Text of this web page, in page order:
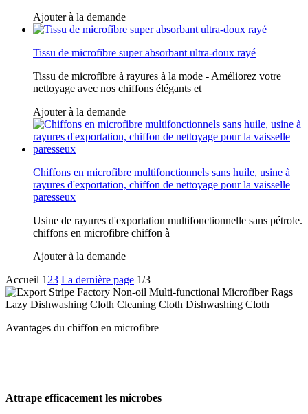
Ajouter à la demande
Tissu de microfibre super absorbant ultra-doux rayé
Tissu de microfibre à rayures à la mode - Améliorez votre
nettoyage avec nos chiffons élégants et
Ajouter à la demande
Chiffons en microfibre multifonctionnels sans huile, usine à
rayures d'exportation, chiffon de nettoyage pour la vaisselle
paresseux
Usine de rayures d'exportation multifonctionnelle sans pétrole.
chiffons en microfibre chiffon à
Ajouter à la demande
Accueil 1 23 La dernière page 1/3
Avantages du chiffon en microfibre
Attrape efficacement les microbes